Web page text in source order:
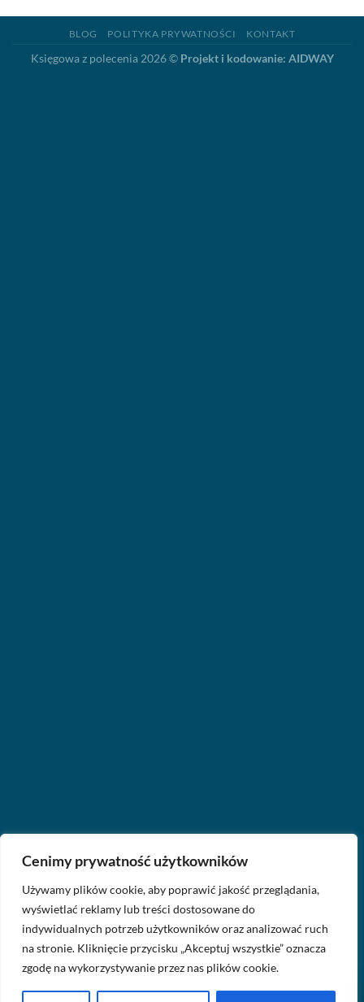
Cenimy prywatność użytkowników
Używamy plików cookie, aby poprawić jakość przeglądania,
wyświetlać reklamy lub treści dostosowane do
indywidualnych potrzeb użytkowników oraz analizować ruch
na stronie. Kliknięcie przycisku „Akceptuj wszystkie” oznacza
zgodę na wykorzystywanie przez nas plików cookie.
BLOG POLITYKA PRYWATNOŚCI KONTAKT
Księgowa z polecenia 2026 © Projekt i kodowanie: AIDWAY